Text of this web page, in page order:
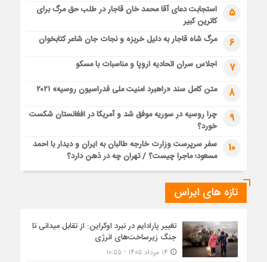
5
استجابت دعای آقا محمد خان قاجار در طلب حق مرگ برای
کاترین کبیر
6 مرگ شاه قاجار به دلیل خربزه و نجات جان شاعر کتابخوان
7 اجلاس سران اتحادیه اروپا و مناسبات با مسکو
8 متن کامل سند «راهبرد امنیت ملی فدراسیون روسیه» ۲۰۲۱
9
چرا روسیه در سوریه موفق شد و آمریکا در افغانستان شکست
خورد؟
10
سفر سرپرست وزارت خارجه طالبان به ایران و دیدار با احمد
مسعود؛ ماجرا چیست؟ / تهران چه در ذهن دارد؟
تازه های ایراس
تغییر پارادایم در نبرد اوکراین: از تقابل میدانی تا
جنگ زیرساخت‌های انرژی